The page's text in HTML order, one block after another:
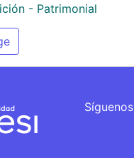
- Patrimonial
Síguenos